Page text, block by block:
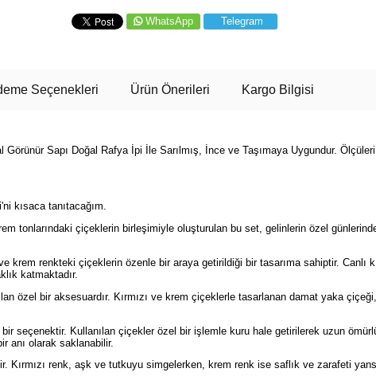
WhatsApp Telegram
Seçenekleri Ürün Önerileri Kargo Bilgisi
Sapı Doğal Rafya İpi İle Sarılmış, İnce ve Taşımaya Uygundur.
kısaca tanıtacağım.
tonlarındaki çiçeklerin birleşimiyle oluşturulan bu set, gelinlerin özel
renkteki çiçeklerin özenle bir araya getirildiği bir tasarıma sahiptir. Canlı
katmaktadır.
özel bir aksesuardır. Kırmızı ve krem çiçeklerle tasarlanan damat yaka
seçenektir. Kullanılan çiçekler özel bir işlemle kuru hale getirilerek uzun
anı olarak saklanabilir.
renk, aşk ve tutkuyu simgelerken, krem renk ise saflık ve zarafeti